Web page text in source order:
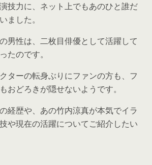
技力に、ネット上でもあのひと誰だ
ました。
男性は、二枚目俳優として活躍して
たのです。
ターの転身ぶりにファンの方も、フ
おどろきが隠せないようです。
経歴や、あの竹内涼真が本気でイラ
や現在の活躍についてご紹介したい